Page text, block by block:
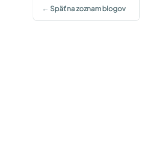
← Späť na zoznam blogov